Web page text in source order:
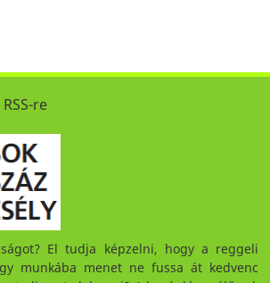
re
El tudja képzelni, hogy a reggeli
munkába menet ne fussa át kedvenc